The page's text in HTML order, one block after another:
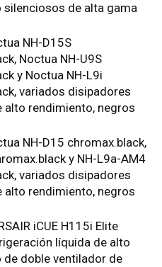
silenciosos de alta gama
NH-D15S
Noctua NH-U9S
y Noctua NH-L9i
variados disipadores
alto rendimiento, negros
NH-D15 chromax.black,
y NH-L9a-AM4
variados disipadores
alto rendimiento, negros
iCUE H115i Elite
líquida de alto
de doble ventilador de